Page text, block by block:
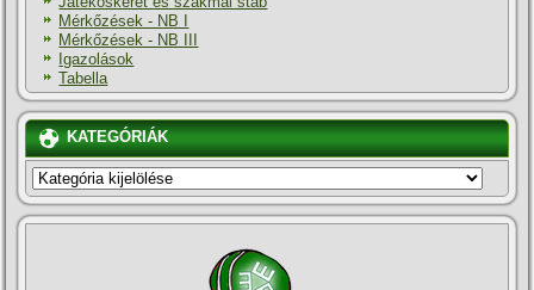
Mérkőzések - NB I
Mérkőzések - NB III
Igazolások
Tabella
KATEGÓRIÁK
KATEGÓRIÁK